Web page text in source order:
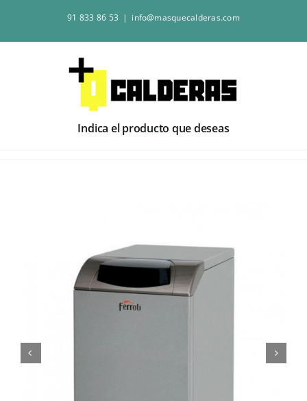
contenido
91 833 86 53 | info@masquecalderas.com
Indica el producto que deseas